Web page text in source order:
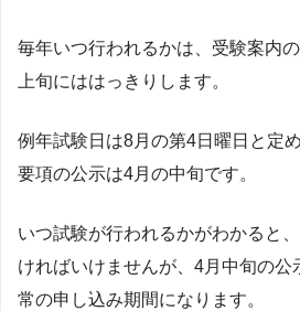
毎年いつ行われるかは、受験案内
上旬にははっきりします。
例年試験日は8月の第4日曜日と定
要項の公示は4月の中旬です。
いつ試験が行われるかがわかると
ければいけませんが、4月中旬の公
常の申し込み期間になります。